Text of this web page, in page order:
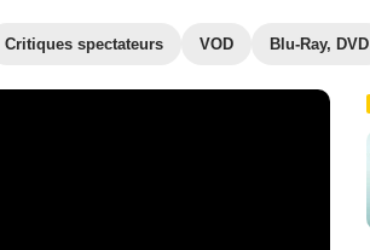
Critiques spectateurs VOD Blu-Ray, DVD